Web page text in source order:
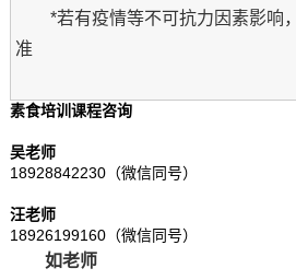
*若有疫情等不可抗力因素影响
准
素食培训课程咨询
吴老师
18928842230（微信同号）
汪老师
18926199160（微信同号）
如老师